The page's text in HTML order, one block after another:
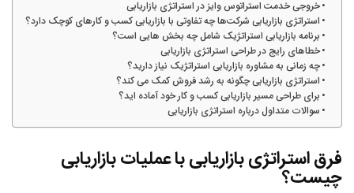
خروجی خدمت استراتوس وایز در استراتژی بازاریابی
استراتژی بازاریابی شرکت‌ها چه تفاوتی با بازاریابی کسب و کارهای کوچک دارد؟
برنامه بازاریابی استراتژیک شامل چه بخش هایی است؟
خطاهای رایج در طراحی استراتژی بازاریابی
چه زمانی به مشاوره بازاریابی استراتژیک نیاز دارید؟
استراتژی بازاریابی چگونه به رشد فروش کمک می کند؟
برای طراحی مسیر بازاریابی کسب و کار خود آماده اید؟
سوالات متداول درباره استراتژی بازاریابی
فرق استراتژی بازاریابی با عملیات بازاریابی
چیست؟